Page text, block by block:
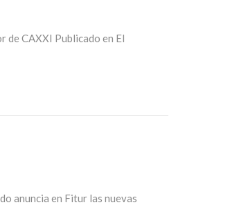
de CAXXI Publicado en El
anuncia en Fitur las nuevas